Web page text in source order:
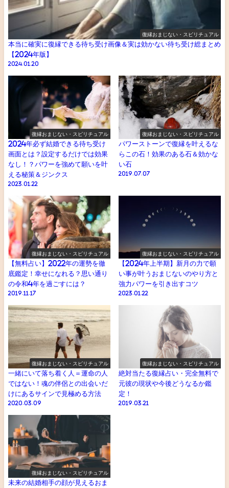
復縁おまじない・スピリチュアル
本当に確実に復縁できる待ち受け画像＆実は効かない待ち受け総まとめ
【2024年版】
2024.01.20
復縁おまじない・スピリチュアル
2024年必ず結婚できる待ち受け
画面とは？設定するだけでは効果
なし！？パワーを強めて願いを叶
える秘策＆ジンクス
2023.01.22
復縁おまじない・スピリチュアル
パワーストーンで復縁を叶えるな
らこの石！効果のある石＆効かな
い石
2019.07.07
復縁おまじない・スピリチュアル
【無料占い】2022年の運勢を徹
底鑑定！幸せになれる？思い通り
の令和4年を過ごすには？
2019.11.17
復縁おまじない・スピリチュアル
【2024年上半期】新月の力で願
い事が叶うおまじないのやり方と
強力パワーを引き出すコツ
2023.01.22
復縁おまじない・スピリチュアル
一緒にいて落ち着く人＝運命の人
ではない！魂の伴侶との出会いだ
けにあるサインで見極める方法
2020.03.09
復縁おまじない・スピリチュアル
絶対当たる復縁占い・完全無料で
元彼の現状や今後どうなるか鑑
定！
2019.03.21
復縁おまじない・スピリチュアル
未来の結婚相手の顔が見えるおま